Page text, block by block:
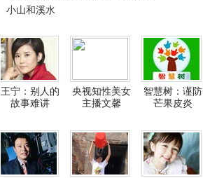
小山和溪水
王宁：别人的
故事难讲
央视知性美女
主播文馨
智慧树：谨防
芒果皮炎